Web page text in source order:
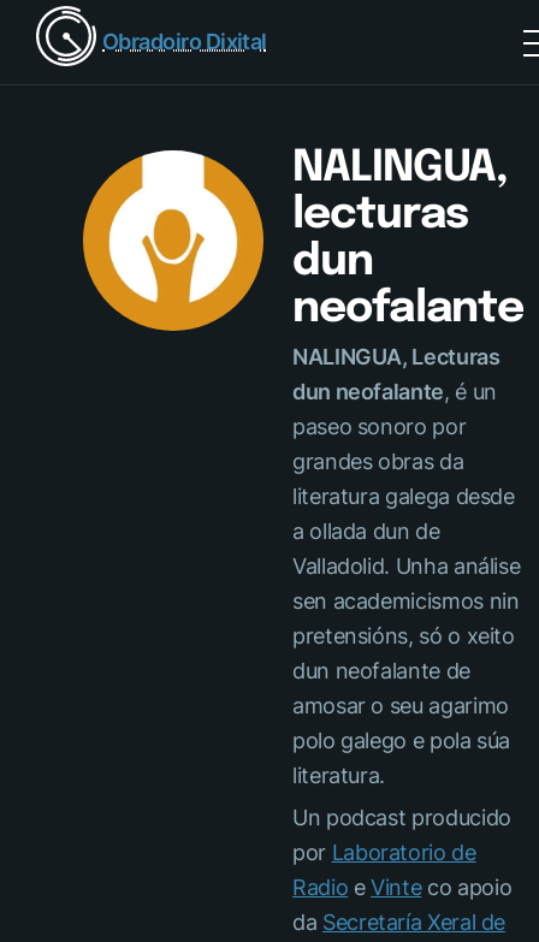
Obradoiro Dixital
NALINGUA,
lecturas
dun
neofalante
NALINGUA, Lecturas
dun neofalante, é un
paseo sonoro por
grandes obras da
literatura galega desde
a ollada dun de
Valladolid. Unha análise
sen academicismos nin
pretensións, só o xeito
dun neofalante de
amosar o seu agarimo
polo galego e pola súa
literatura.
Un podcast producido
por Laboratorio de
Radio eVinteco apoio
da Secretaría Xeral de